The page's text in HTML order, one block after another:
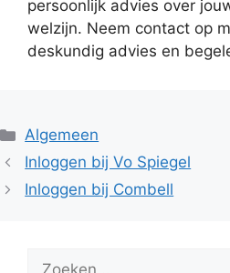
persoonlijk advies over
welzijn. Neem contact op
deskundig advies en
Categorieën
Algemeen
Inloggen bij Vo Spiegel
Inloggen bij Combell
Zoek